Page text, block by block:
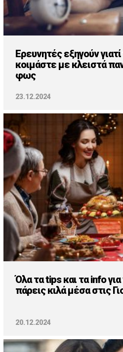
Ερευνητές εξηγούν
κοιμάστε με κλειστά
φως
23.12.2024
Όλα τα tips και τα info
πάρεις κιλά μέσα στις
20.12.2024